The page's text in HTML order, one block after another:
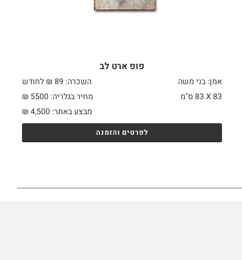
פופ ארט לב
אמן: בני משה
השכרה: 89 ₪ לחודש
83 X
מחיר בגלריה: 5500 ₪
מבצע באתר:
₪ 4,500
לפרטים והזמנה